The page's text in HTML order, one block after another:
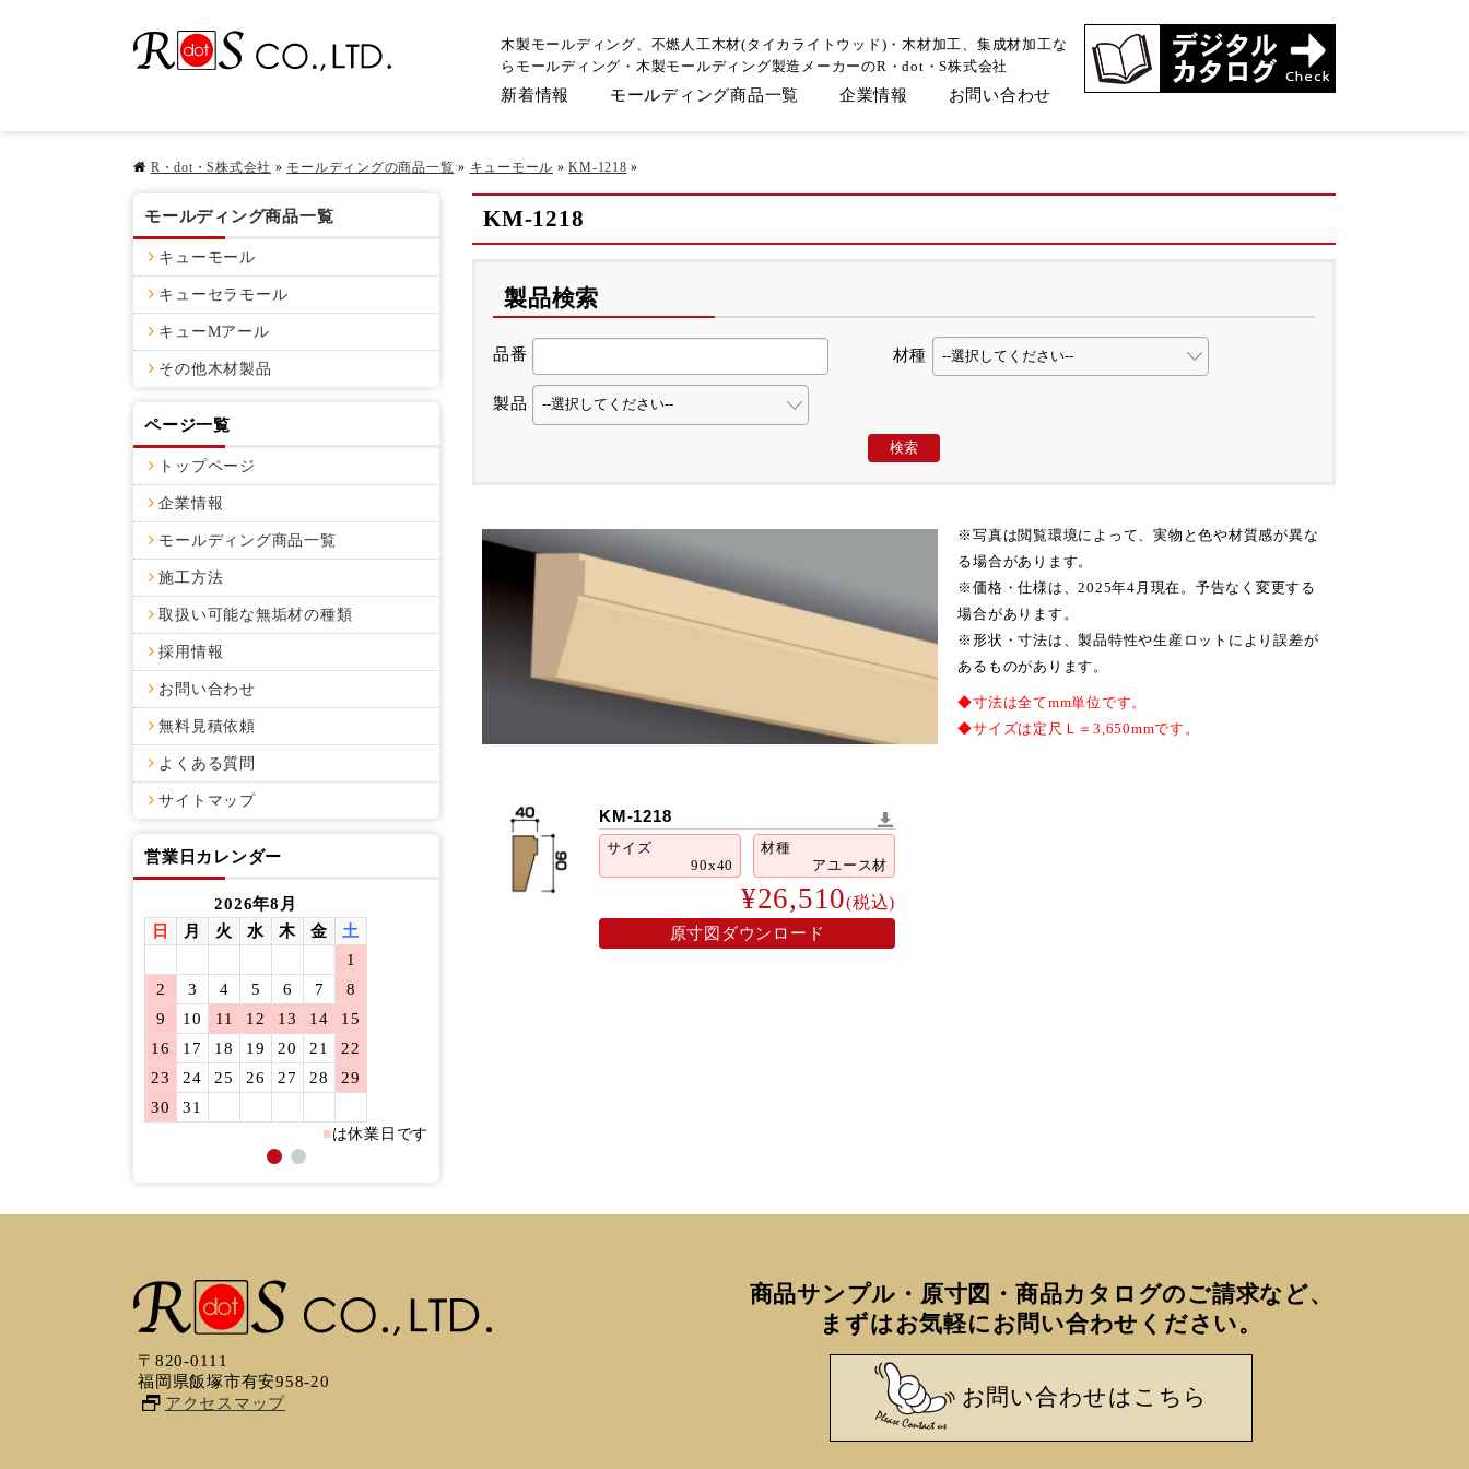
木製モールディング、不燃人工木材(タイカライトウッド)・木材加工、集成材加工な
らモールディング・木製モールディング製造メーカーのR・dot・S株式会社
新着情報 モールディング商品一覧 企業情報 お問い合わせ
R・dot・S株式会社 » モールディングの商品一覧 » キューモール »KM-1218 »
KM-1218
製品検索
品番 材種
製品
※写真は閲覧環境によって、実物と色や材質感が異な
る場合があります。
※価格・仕様は、2025年4月現在。予告なく変更する
場合があります。
※形状・寸法は、製品特性や生産ロットにより誤差が
あるものがあります。
◆寸法は全てmm単位です。
◆サイズは定尺Ｌ＝3,650mmです。
KM-1218
サイズ
90x40
材種
アユース材
¥26,510(税込)
原寸図ダウンロード
モールディング商品一覧
キューモール
キューセラモール
キューMアール
その他木材製品
ページ一覧
トップページ
企業情報
モールディング商品一覧
施工方法
取扱い可能な無垢材の種類
採用情報
お問い合わせ
無料見積依頼
よくある質問
サイトマップ
営業日カレンダー
2026年8月
日
月 火 水 木 金
土
1
2
3 4 5 6 7
8
9
10 11 12 13 14
15
16
17 18 19 20 21
22
23
24 25 26 27 28
29
30
31
■は休業日です
〒820-0111
福岡県飯塚市有安958-20
アクセスマップ
商品サンプル・原寸図・商品カタログのご請求など、
まずはお気軽にお問い合わせください。
お問い合わせはこちら